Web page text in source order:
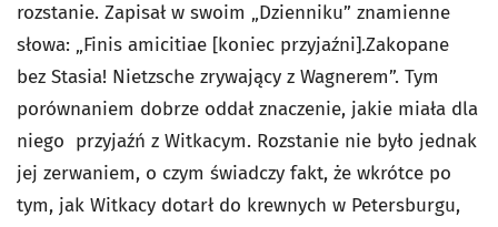
rozstanie. Zapisał w swoim „Dzienniku” znamienne
słowa: „Finis amicitiae [koniec przyjaźni].Zakopane
bez Stasia! Nietzsche zrywający z Wagnerem”. Tym
porównaniem dobrze oddał znaczenie, jakie miała dla
niego przyjaźń z Witkacym. Rozstanie nie było jednak
jej zerwaniem, o czym świadczy fakt, że wkrótce po
tym, jak Witkacy dotarł do krewnych w Petersburgu,